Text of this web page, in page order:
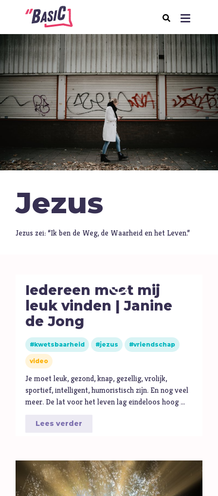
Over BasiC
Programma's
BasiC Let’s Move
BasiC Move It
Expeditie Klooster
Seksualiteit
Muziek
Identiteit
Categorieën
Denkprikkel
Video
Alle onderwerpen
Advent
Antisemitisme
B
Belijden
Jezus
Jezus zei: “Ik ben de Weg, de Waarheid en het Leven.”
Iedereen moet mij
leuk vinden | Janine
de Jong
kwetsbaarheid jezus vriendschap
video
Je moet leuk, gezond, knap, gezellig, vrolijk,
sportief, intelligent, humoristisch zijn. En nog veel
meer. De lat voor het leven lag eindeloos hoog …
Lees verder